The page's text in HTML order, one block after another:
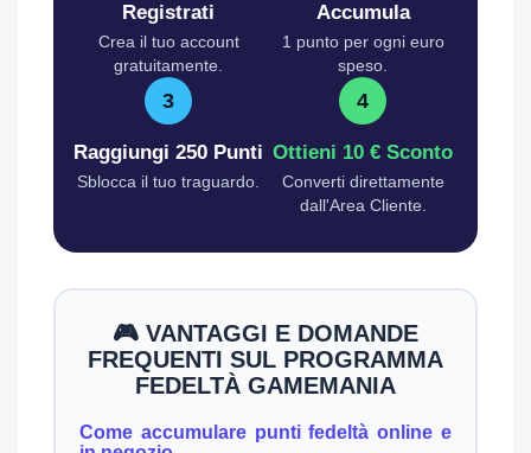
Registrati
Crea il tuo account
gratuitamente.
Accumula
1 punto per ogni euro
speso.
3
Raggiungi 250 Punti
Sblocca il tuo traguardo.
4
Ottieni 10 € Sconto
Converti direttamente
dall'Area Cliente.
🎮 VANTAGGI E DOMANDE
FREQUENTI SUL PROGRAMMA
FEDELTÀ GAMEMANIA
Come accumulare punti fedeltà online e